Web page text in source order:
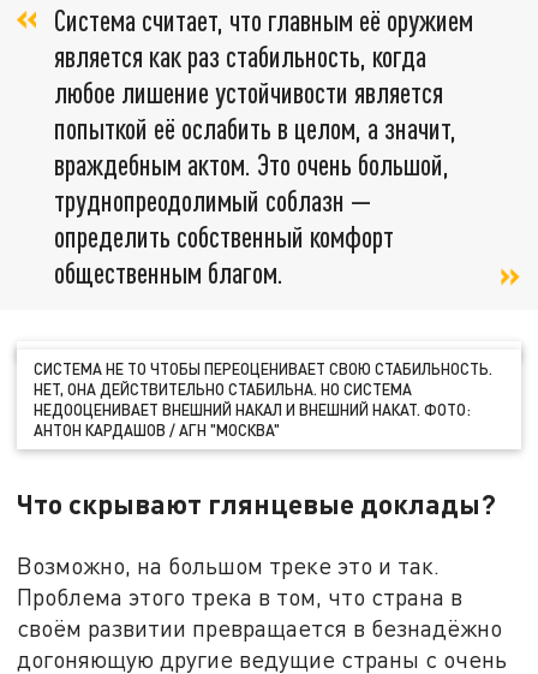
Система считает, что главным её оружием
является как раз стабильность, когда
любое лишение устойчивости является
попыткой её ослабить в целом, а значит,
враждебным актом. Это очень большой,
труднопреодолимый соблазн —
определить собственный комфорт
общественным благом.
CИСТЕМА НЕ ТО ЧТОБЫ ПЕРЕОЦЕНИВАЕТ СВОЮ СТАБИЛЬНОСТЬ.
НЕТ, ОНА ДЕЙСТВИТЕЛЬНО СТАБИЛЬНА. НО СИСТЕМА
НЕДООЦЕНИВАЕТ ВНЕШНИЙ НАКАЛ И ВНЕШНИЙ НАКАТ. ФОТО:
АНТОН КАРДАШОВ / АГН "МОСКВА"
Что скрывают глянцевые доклады?
Возможно, на большом треке это и так.
Проблема этого трека в том, что страна в
своём развитии превращается в безнадёжно
догоняющую другие ведущие страны с очень